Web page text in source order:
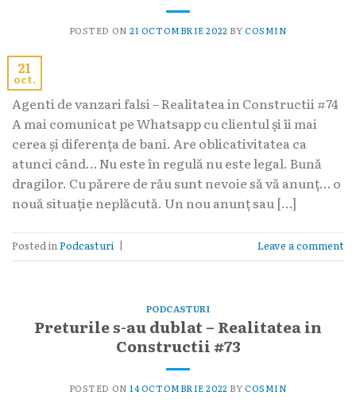
POSTED ON21 OCTOMBRIE 2022 BYCOSMIN
21
oct.
Agenti de vanzari falsi – Realitatea in Constructii #74
A mai comunicat pe Whatsapp cu clientul și îi mai
cerea și diferența de bani. Are oblicativitatea ca
atunci când… Nu este în regulă nu este legal. Bună
dragilor. Cu părere de rău sunt nevoie să vă anunț… o
nouă situație neplăcută. Un nou anunț sau […]
Posted inPodcasturi | Leave a comment
PODCASTURI
Preturile s-au dublat – Realitatea in
Constructii #73
POSTED ON14 OCTOMBRIE 2022 BYCOSMIN